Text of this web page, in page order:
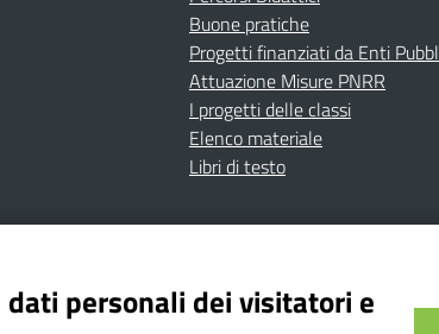
Buone pratiche
Progetti finanziati da Enti
Attuazione Misure PNRR
I progetti delle classi
Elenco materiale
Libri di testo
di accessibilitàContattiNote Legali
personali dei visitatori e